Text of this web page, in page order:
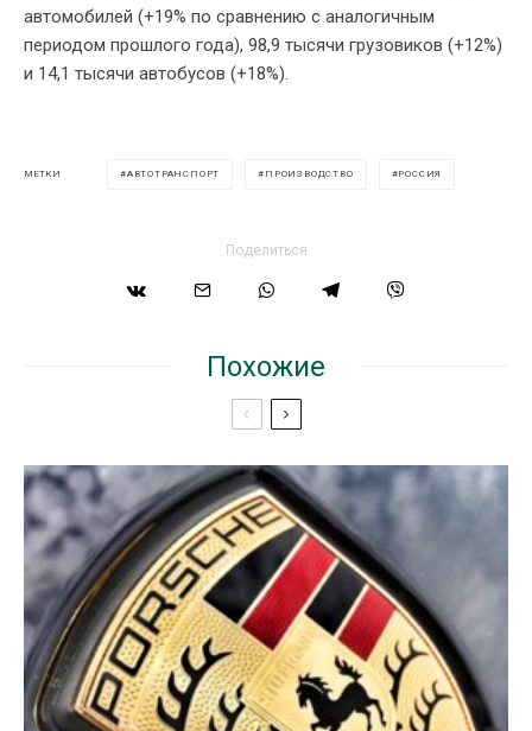
автомобилей (+19% по сравнению с аналогичным
периодом прошлого года), 98,9 тысячи грузовиков (+12%)
и 14,1 тысячи автобусов (+18%).
МЕТКИ АВТОТРАНСПОРТ ПРОИЗВОДСТВО РОССИЯ
Поделиться
Похожие